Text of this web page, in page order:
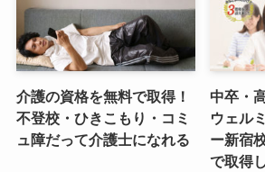
介護の資格を無料で取得！
不登校・ひきこもり・コミ
ュ障だって介護士になれる
中卒・
ウェル
ー新宿
で取得